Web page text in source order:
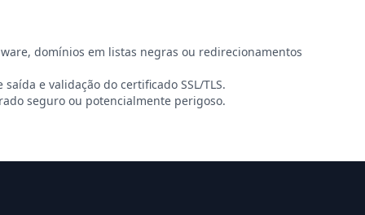
domínios em listas negras ou redirecionamentos
e validação do certificado SSL/TLS.
seguro ou potencialmente perigoso.